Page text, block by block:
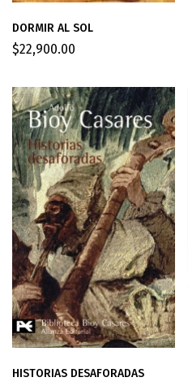
DORMIR AL SOL
$22,900.00
HISTORIAS DESAFORADAS